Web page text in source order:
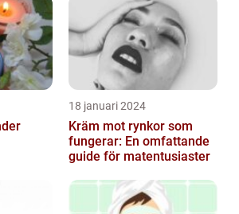
18 januari 2024
Kräm mot rynkor som
fungerar: En omfattande
guide för matentusiaster